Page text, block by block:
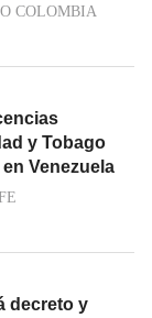
COLOMBIA
y Tobago
Venezuela
decreto y